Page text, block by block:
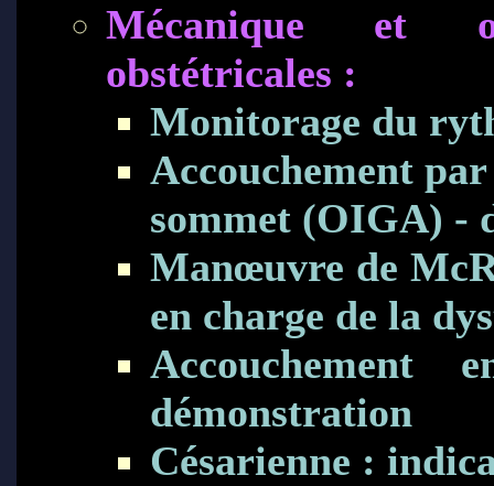
Mécanique et
obstétricales :
Monitorage du
Accouchement
sommet (OIGA) -
Manœuvre de
en charge de la
démonstration
Césarienne :